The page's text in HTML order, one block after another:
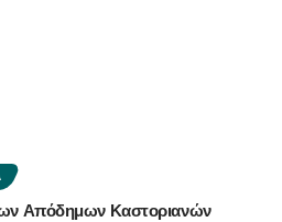
Απόδημων Καστοριανών